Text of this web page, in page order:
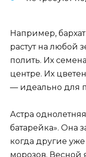
Например,
растут на любой
полить. Их
центре. Их
— идеально для
Астра
батарейка». Она
когда другие
морозов. Весной